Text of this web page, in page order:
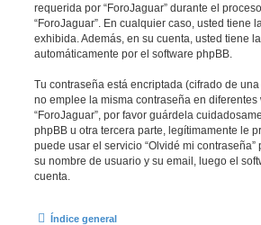
requerida por “ForoJaguar” durante el
“ForoJaguar”. En cualquier caso, usted
exhibida. Además, en su cuenta, usted tiene
automáticamente por el software phpBB.
Tu contraseña está encriptada (cifrado de
no emplee la misma contraseña en
“ForoJaguar”, por favor guárdela
phpBB u otra tercera parte, legítimamente le
puede usar el servicio “Olvidé mi
su nombre de usuario y su email, luego el
cuenta.
Índice general